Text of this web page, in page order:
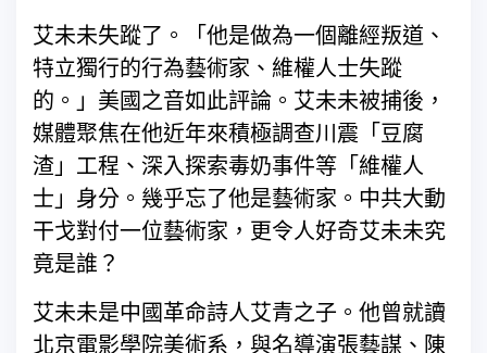
艾未未失蹤了。「他是做為一個離經叛道、
特立獨行的行為藝術家、維權人士失蹤
的。」美國之音如此評論。艾未未被捕後，
媒體聚焦在他近年來積極調查川震「豆腐
渣」工程、深入探索毒奶事件等「維權人
士」身分。幾乎忘了他是藝術家。中共大動
干戈對付一位藝術家，更令人好奇艾未未究
竟是誰？
艾未未是中國革命詩人艾青之子。他曾就讀
北京電影學院美術系，與名導演張藝謀、陳